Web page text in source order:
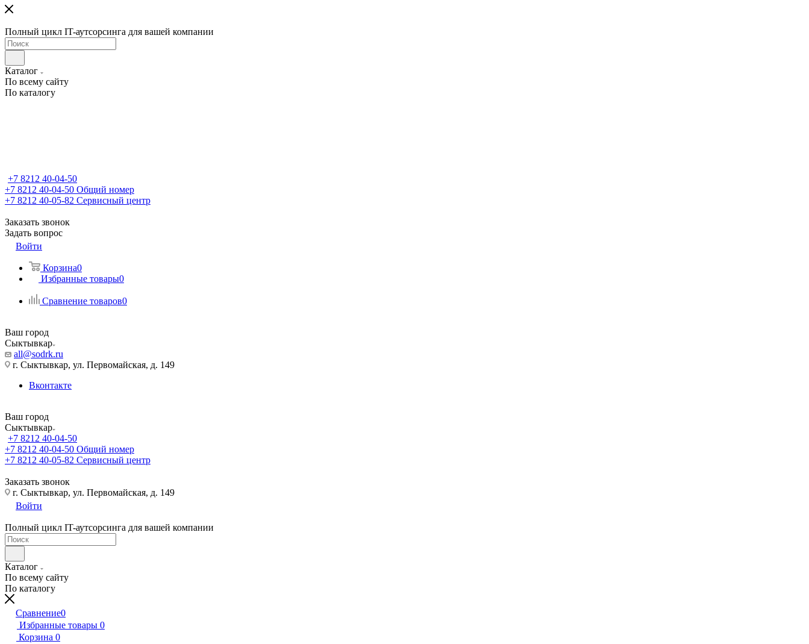
Полный цикл IT-аутсорсинга для вашей компании
Каталог
По всему сайту
По каталогу
+7 8212 40-04-50
+7 8212 40-04-50 Общий номер
+7 8212 40-05-82 Сервисный центр
Заказать звонок
Задать вопрос
Войти
Корзина0
Избранные товары0
Сравнение товаров0
Ваш город
Сыктывкар
all@sodrk.ru
г. Сыктывкар, ул. Первомайская, д. 149
Вконтакте
Ваш город
Сыктывкар
+7 8212 40-04-50
+7 8212 40-04-50 Общий номер
+7 8212 40-05-82 Сервисный центр
Заказать звонок
г. Сыктывкар, ул. Первомайская, д. 149
Войти
Полный цикл IT-аутсорсинга для вашей компании
Каталог
По всему сайту
По каталогу
Сравнение0
Избранные товары 0
Корзина 0